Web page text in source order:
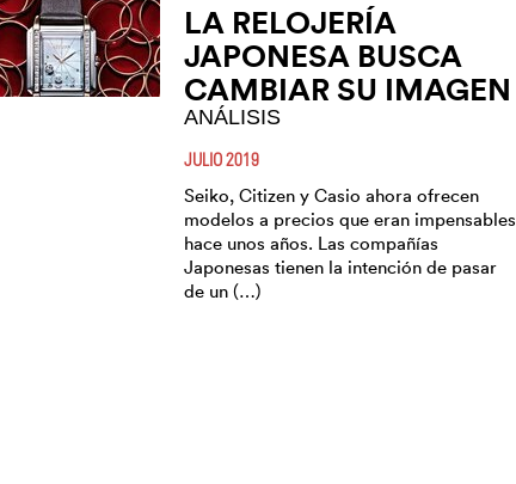
LA RELOJERÍA
JAPONESA BUSCA
CAMBIAR SU IMAGEN
ANÁLISIS
JULIO 2019
Seiko, Citizen y Casio ahora ofrecen
modelos a precios que eran impensables
hace unos años. Las compañías
Japonesas tienen la intención de pasar
de un (…)